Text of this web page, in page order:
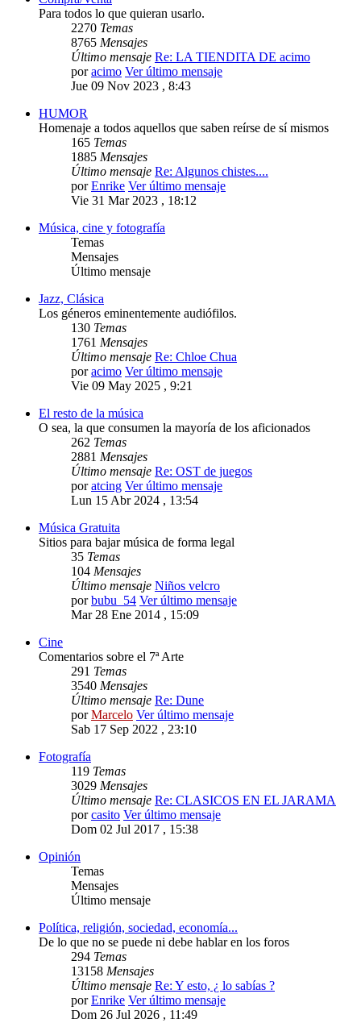
Para todos lo que quieran usarlo.
2270 Temas
8765 Mensajes
Último mensaje Re: LA TIENDITA DE acimo
poracimo Ver último mensaje
Jue 09 Nov 2023 , 8:43
HUMOR
Homenaje a todos aquellos que saben reírse de sí mismos
165 Temas
1885 Mensajes
Último mensaje Re: Algunos chistes....
porEnrike Ver último mensaje
Vie 31 Mar 2023 , 18:12
Música, cine y fotografía
Temas
Mensajes
Último mensaje
Jazz, Clásica
Los géneros eminentemente audiófilos.
130 Temas
1761 Mensajes
Último mensaje Re: Chloe Chua
poracimo Ver último mensaje
Vie 09 May 2025 , 9:21
El resto de la música
O sea, la que consumen la mayoría de los aficionados
262 Temas
2881 Mensajes
Último mensaje Re: OST de juegos
poratcing Ver último mensaje
Lun 15 Abr 2024 , 13:54
Música Gratuita
Sitios para bajar música de forma legal
35 Temas
104 Mensajes
Último mensaje Niños velcro
porbubu_54 Ver último mensaje
Mar 28 Ene 2014 , 15:09
Cine
Comentarios sobre el 7ª Arte
291 Temas
3540 Mensajes
Último mensaje Re: Dune
porMarcelo Ver último mensaje
Sab 17 Sep 2022 , 23:10
Fotografía
119 Temas
3029 Mensajes
Último mensaje Re: CLASICOS EN EL JARAMA
porcasito Ver último mensaje
Dom 02 Jul 2017 , 15:38
Opinión
Temas
Mensajes
Último mensaje
Política, religión, sociedad, economía...
De lo que no se puede ni debe hablar en los foros
294 Temas
13158 Mensajes
Último mensaje Re: Y esto, ¿ lo sabías ?
porEnrike Ver último mensaje
Dom 26 Jul 2026 , 11:49